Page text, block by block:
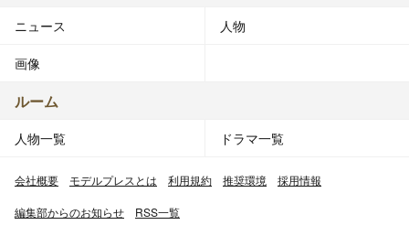
ニュース 人物
画像
ルーム
人物一覧 ドラマ一覧
会社概要 モデルプレスとは 利用規約 推奨環境 採用情報
編集部からのお知らせ RSS一覧